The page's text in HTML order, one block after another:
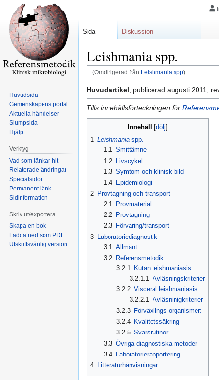
Leishmania spp.
(Omdirigerad från Leishmania spp)
Hoppa
till
navigering
Hoppa
till
sök
Huvudartikel , publicerad augusti 2011,
Tills innehållsförteckningen för
Innehåll
1 Leishmania spp.
1.1 Smittämne
1.2
Livscykel
1.3 Symtom och klinisk bild
1.4
Epidemiologi
2 Provtagning och transport
2.1
Provmaterial
2.2
Provtagning
2.3
Förvaring/transport
3 Laboratoriediagnostik
3.1 Allmänt
3.2
Referensmetodik
3.2.1 Kutan leishmaniasis
3.2.1.1 Avläsningskriterier
3.2.2 Visceral leishmaniasis
3.2.2.1 Avläsninigkriterier
3.2.3 Förväxlings organismer:
3.2.4 Kvalitetssäkring
3.2.5 Svarsrutiner
3.3 Övriga diagnostiska metoder
3.4
Laboratorierapportering
4 Litteraturhänvisningar
Sida Diskussion
Huvudsida
Gemenskapens portal
Aktuella händelser
Slumpsida
Hjälp
Verktyg
Vad som länkar hit
Relaterade ändringar
Specialsidor
Permanent länk
Sidinformation
Skriv ut/exportera
Skapa en bok
Ladda ned som PDF
Utskriftsvänlig version